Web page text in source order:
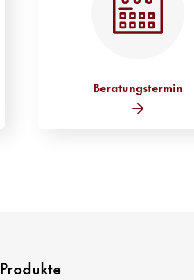
Beratungstermin
Produkte